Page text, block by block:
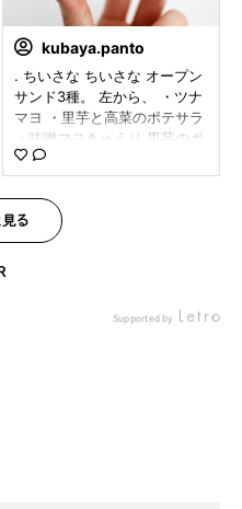
カラダはあなたの食べたもの
でできている “You are what
you eat." 食べるものにはやっ
ぱりこだわりたい。 気になる
方はぜひチェックを futsunos
hop #PR #ふつうのマヨネー
ズ #サンドウィッチ #朝ごパ
ン #いつものいただきますを
楽しく #私のおいしい写真 #
おうちごはん部
kubaya.panto
. ちいさな ちいさな オープン
サンド3種。 左から、 ・ツナ
マヨ ・里芋と高菜のポテサラ
・味噌マヨきゅうり 里芋のポ
テサラは、 POP UPで知った
kanosala_ さんのレシピで。
すごく美味しくて、また作り
ます。 3種とも、 futsunosh
op さんのマヨネーズと はじ
（ふつうの）胡椒が、全然 ふ
見る
Supported by